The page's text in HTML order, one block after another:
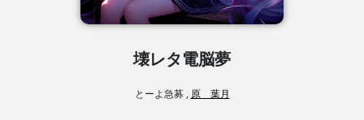
壊レタ電脳夢
とーよ急募 , 原 葉月